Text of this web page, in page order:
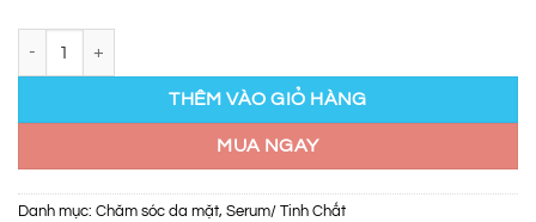
THÊM VÀO GIỎ HÀNG
MUA NGAY
Danh mục: Chăm sóc da mặt, Serum/ Tinh Chất